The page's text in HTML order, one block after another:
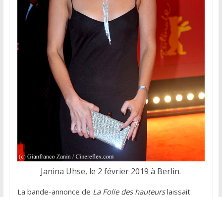
Janina Uhse, le 2 février 2019 à Berlin.
La bande-annonce de La Folie des hauteurslaissait